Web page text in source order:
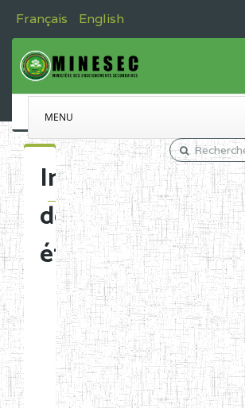
Français English
MENU
Immatriculation
des
établissements
Etablissements
d'enseignement
normal